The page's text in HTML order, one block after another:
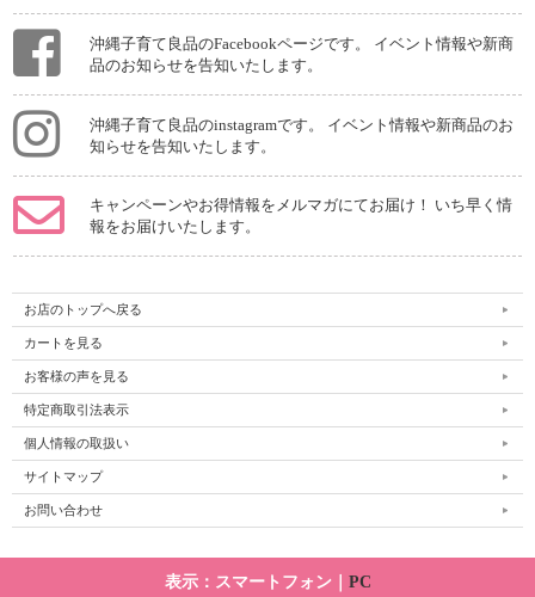
沖縄子育て良品のFacebookページです。 イベント情報や新商
品のお知らせを告知いたします。
沖縄子育て良品のinstagramです。 イベント情報や新商品のお
知らせを告知いたします。
キャンペーンやお得情報をメルマガにてお届け！ いち早く情
報をお届けいたします。
お店のトップへ戻る
カートを見る
お客様の声を見る
特定商取引法表示
個人情報の取扱い
サイトマップ
お問い合わせ
表示：スマートフォン｜ PC